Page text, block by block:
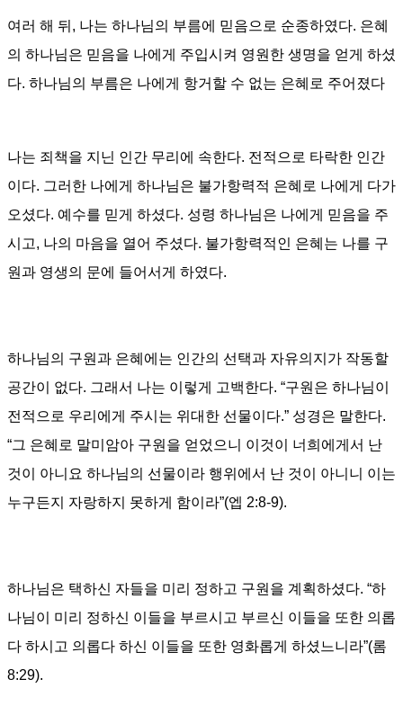
여러 해 뒤, 나는 하나님의 부름에 믿음으로 순종하였다. 은혜
의 하나님은 믿음을 나에게 주입시켜 영원한 생명을 얻게 하셨
다. 하나님의 부름은 나에게 항거할 수 없는 은혜로 주어졌다
나는 죄책을 지닌 인간 무리에 속한다. 전적으로 타락한 인간
이다. 그러한 나에게 하나님은 불가항력적 은혜로 나에게 다가
오셨다. 예수를 믿게 하셨다. 성령 하나님은 나에게 믿음을 주
시고, 나의 마음을 열어 주셨다. 불가항력적인 은혜는 나를 구
원과 영생의 문에 들어서게 하였다.
하나님의 구원과 은혜에는 인간의 선택과 자유의지가 작동할
공간이 없다. 그래서 나는 이렇게 고백한다. “구원은 하나님이
전적으로 우리에게 주시는 위대한 선물이다.” 성경은 말한다.
“그 은혜로 말미암아 구원을 얻었으니 이것이 너희에게서 난
것이 아니요 하나님의 선물이라 행위에서 난 것이 아니니 이는
누구든지 자랑하지 못하게 함이라”(엡 2:8-9).
하나님은 택하신 자들을 미리 정하고 구원을 계획하셨다. “하
나님이 미리 정하신 이들을 부르시고 부르신 이들을 또한 의롭
다 하시고 의롭다 하신 이들을 또한 영화롭게 하셨느니라”(롬
8:29).